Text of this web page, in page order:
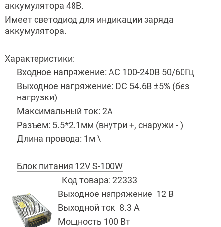
аккумулятора 48В.
Имеет светодиод для индикации заряда
аккумулятора.
Характеристики:
Входное напряжение: AC 100-240В 50/60Гц
Выходное напряжение: DC 54.6В ±5% (без
нагрузки)
Максимальный ток: 2А
Разъем: 5.5*2.1мм (внутри +, снаружи - )
Длина провода: 1м \
Блок питания 12V S-100W
Код товара: 22333
Выходное напряжение 12 В
Выходной ток 8.3 А
Мощность 100 Вт